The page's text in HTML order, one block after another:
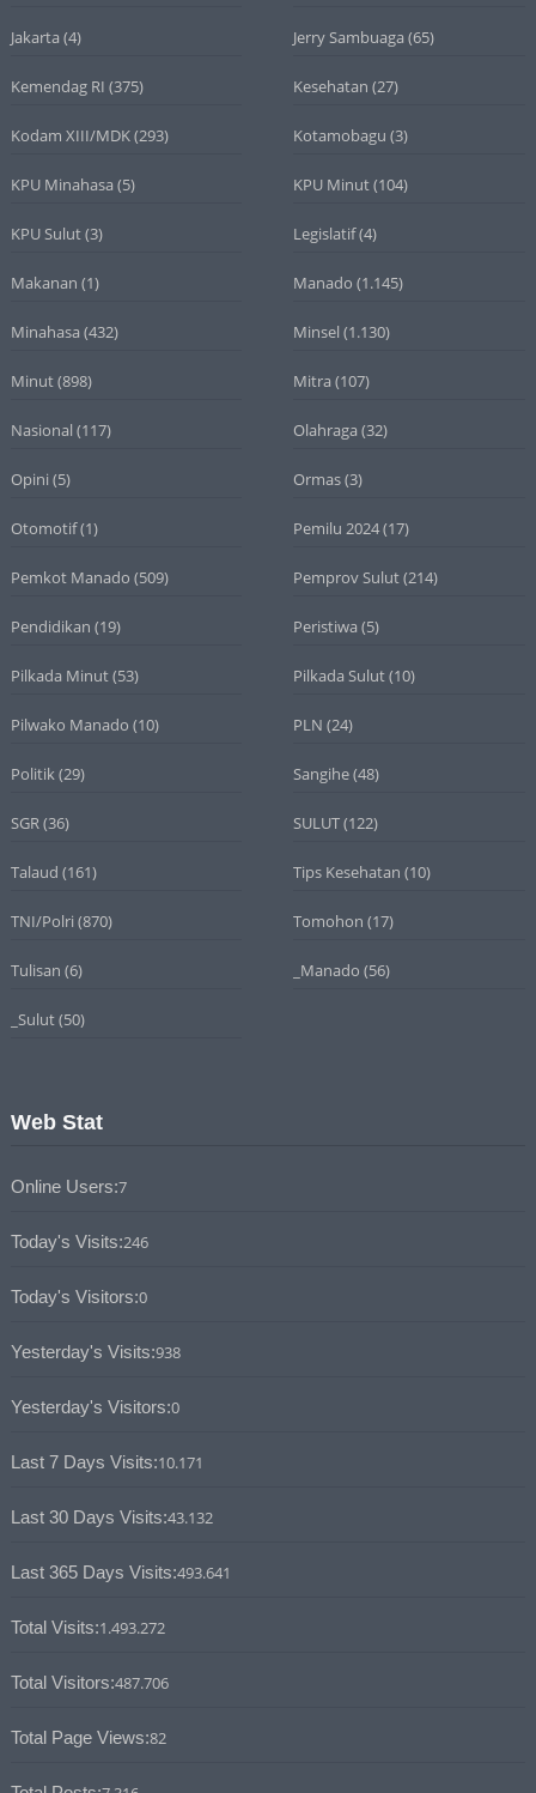
Jakarta (4) Jerry Sambuaga (65)
Kemendag RI (375) Kesehatan (27)
Kodam XIII/MDK(293) Kotamobagu (3)
KPU Minahasa (5) KPU Minut(104)
KPU Sulut(3) Legislatif(4)
Makanan (1) Manado (1.145)
Minahasa (432) Minsel (1.130)
Minut(898) Mitra (107)
Nasional (117) Olahraga (32)
Opini (5) Ormas(3)
Otomotif(1) Pemilu 2024(17)
Pemkot Manado (509) Pemprov Sulut(214)
Pendidikan (19) Peristiwa (5)
Pilkada Minut(53) Pilkada Sulut(10)
Pilwako Manado (10) PLN (24)
Politik(29) Sangihe(48)
SGR(36) SULUT(122)
Talaud (161) Tips Kesehatan (10)
TNI/Polri (870) Tomohon (17)
Tulisan (6) _Manado (56)
_Sulut(50)
Web Stat
Online Users:7
Today's Visits:246
Today's Visitors:0
Yesterday's Visits:938
Yesterday's Visitors:0
Last 7 Days Visits:10.171
Last 30 Days Visits:43.132
Last 365 Days Visits:493.641
Total Visits:1.493.272
Total Visitors:487.706
Total Page Views:82